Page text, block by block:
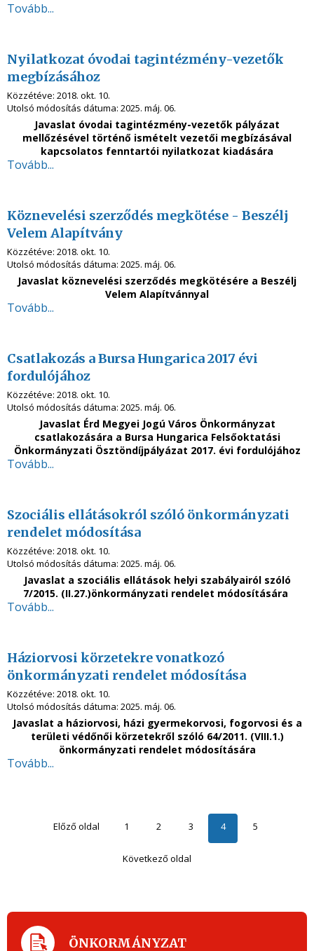
Tovább...
Nyilatkozat óvodai tagintézmény-vezetők
megbízásához
Közzétéve: 2018. okt. 10.
Utolsó módosítás dátuma: 2025. máj. 06.
Javaslat óvodai tagintézmény-vezetők pályázat
mellőzésével történő ismételt vezetői megbízásával
kapcsolatos fenntartói nyilatkozat kiadására
Tovább...
Köznevelési szerződés megkötése - Beszélj
Velem Alapítvány
Közzétéve: 2018. okt. 10.
Utolsó módosítás dátuma: 2025. máj. 06.
Javaslat köznevelési szerződés megkötésére a Beszélj
Velem Alapítvánnyal
Tovább...
Csatlakozás a Bursa Hungarica 2017 évi
fordulójához
Közzétéve: 2018. okt. 10.
Utolsó módosítás dátuma: 2025. máj. 06.
Javaslat Érd Megyei Jogú Város Önkormányzat
csatlakozására a Bursa Hungarica Felsőoktatási
Önkormányzati Ösztöndíjpályázat 2017. évi fordulójához
Tovább...
Szociális ellátásokról szóló önkormányzati
rendelet módosítása
Közzétéve: 2018. okt. 10.
Utolsó módosítás dátuma: 2025. máj. 06.
Javaslat a szociális ellátások helyi szabályairól szóló
7/2015. (II.27.)önkormányzati rendelet módosítására
Tovább...
Háziorvosi körzetekre vonatkozó
önkormányzati rendelet módosítása
Közzétéve: 2018. okt. 10.
Utolsó módosítás dátuma: 2025. máj. 06.
Javaslat a háziorvosi, házi gyermekorvosi, fogorvosi és a
területi védőnői körzetekről szóló 64/2011. (VIII.1.)
önkormányzatirendelet módosítására
Tovább...
Előző oldal 1 2 3 4 5
Következő oldal
ÖNKORMÁNYZAT